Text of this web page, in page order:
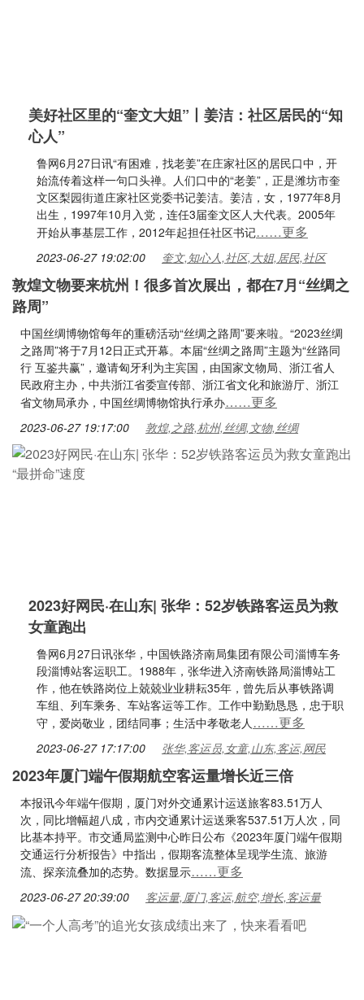
美好社区里的“奎文大姐”丨姜洁：社区居民的“知
心人”
鲁网6月27日讯“有困难，找老姜”在庄家社区的居民口中，开
始流传着这样一句口头禅。人们口中的“老姜”，正是潍坊市奎
文区梨园街道庄家社区党委书记姜洁。姜洁，女，1977年8月
出生，1997年10月入党，连任3届奎文区人大代表。2005年
开始从事基层工作，2012年起担任社区书记……更多
2023-06-27 19:02:00 奎文,知心人,社区,大姐,居民,社区
敦煌文物要来杭州！很多首次展出，都在7月“丝绸之
路周”
中国丝绸博物馆每年的重磅活动“丝绸之路周”要来啦。“2023丝绸
之路周”将于7月12日正式开幕。本届“丝绸之路周”主题为“丝路同
行 互鉴共赢”，邀请匈牙利为主宾国，由国家文物局、浙江省人
民政府主办，中共浙江省委宣传部、浙江省文化和旅游厅、浙江
省文物局承办，中国丝绸博物馆执行承办……更多
2023-06-27 19:17:00 敦煌,之路,杭州,丝绸,文物,丝绸
2023好网民·在山东| 张华：52岁铁路客运员为救
女童跑出
鲁网6月27日讯张华，中国铁路济南局集团有限公司淄博车务
段淄博站客运职工。1988年，张华进入济南铁路局淄博站工
作，他在铁路岗位上兢兢业业耕耘35年，曾先后从事铁路调
车组、列车乘务、车站客运等工作。工作中勤勤恳恳，忠于职
守，爱岗敬业，团结同事；生活中孝敬老人……更多
2023-06-27 17:17:00 张华,客运员,女童,山东,客运,网民
2023年厦门端午假期航空客运量增长近三倍
本报讯今年端午假期，厦门对外交通累计运送旅客83.51万人
次，同比增幅超八成，市内交通累计运送乘客537.51万人次，同
比基本持平。市交通局监测中心昨日公布《2023年厦门端午假期
交通运行分析报告》中指出，假期客流整体呈现学生流、旅游
流、探亲流叠加的态势。数据显示……更多
2023-06-27 20:39:00 客运量,厦门,客运,航空,增长,客运量